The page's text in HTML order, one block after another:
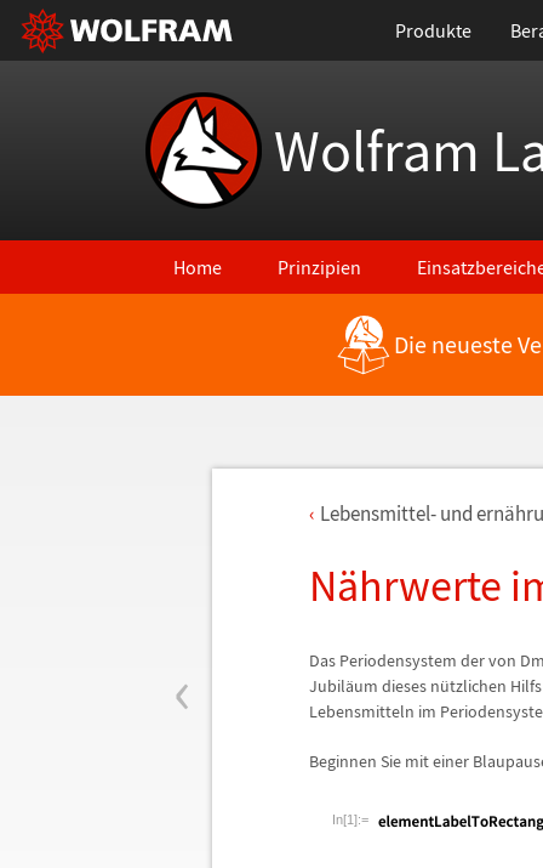
Produkte
Wolfram
Home Prinzipien
Die neueste
‹
Lebensmittel- und ernä
Nährwerte
Das Periodensystem der von
Jubiläum dieses nützlichen
Lebensmitteln im
Beginnen Sie mit einer
In[1]:=